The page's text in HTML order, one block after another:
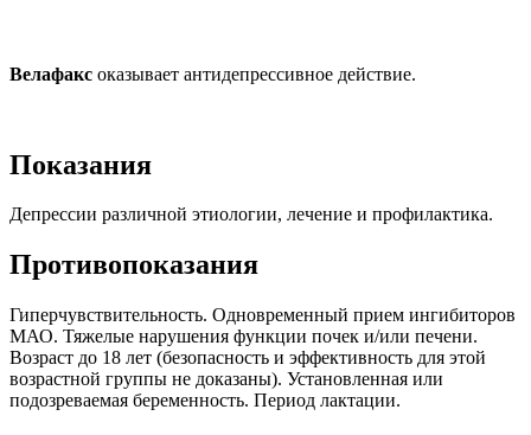
Велафакс оказывает антидепрессивное действие.
Показания
Депрессии различной этиологии, лечение и профилактика.
Противопоказания
Гиперчувствительность. Одновременный прием ингибиторов
МАО. Тяжелые нарушения функции почек и/или печени.
Возраст до 18 лет (безопасность и эффективность для этой
возрастной группы не доказаны). Установленная или
подозреваемая беременность. Период лактации.